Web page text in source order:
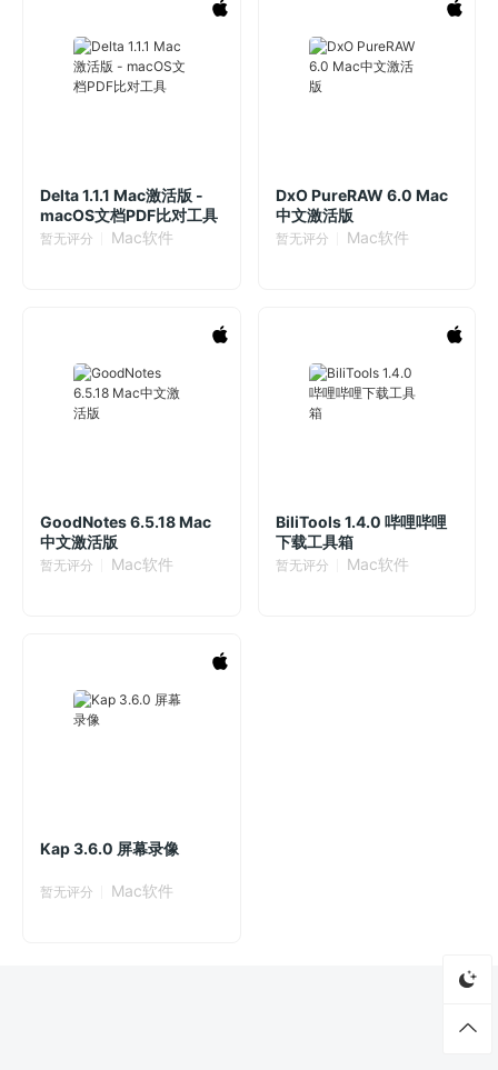
Delta 1.1.1 Mac激活版 -
macOS文档PDF比对工具
暂无评分 Mac软件
DxO PureRAW 6.0 Mac
中文激活版
暂无评分 Mac软件
GoodNotes 6.5.18 Mac
中文激活版
暂无评分 Mac软件
BiliTools 1.4.0 哔哩哔哩
下载工具箱
暂无评分 Mac软件
Kap 3.6.0 屏幕录像
暂无评分 Mac软件